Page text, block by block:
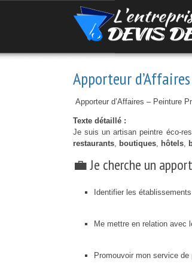
Apporteur
Apporteur d’Affaires – Peinture
Texte détaillé :
Je suis un artisan peintre éco-
restaurants, boutiques, hôtels,
💼 Je cherche un
Identifier les
Me mettre en relation avec
Promouvoir mon service de